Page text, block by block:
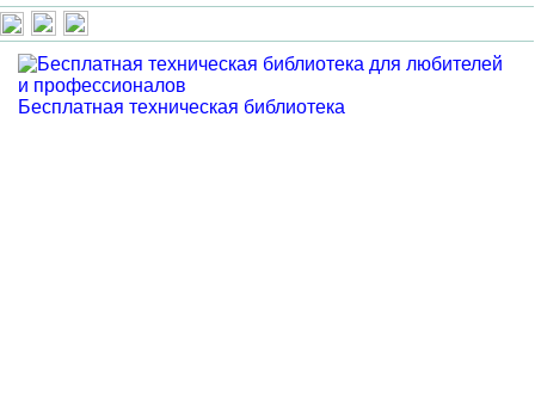
Бесплатная техническая библиотека